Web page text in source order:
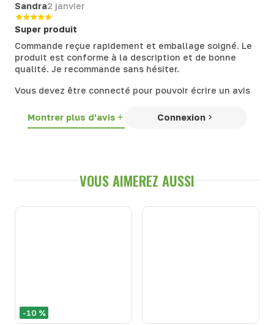
Sandra2 janvier
Super produit
Commande reçue rapidement et emballage soigné. Le
produit est conforme à la description et de bonne
qualité. Je recommande sans hésiter.
Vous devez être connecté pour pouvoir écrire un avis
Montrer plus d'avis Connexion
VOUS AIMEREZ AUSSI
-10 %